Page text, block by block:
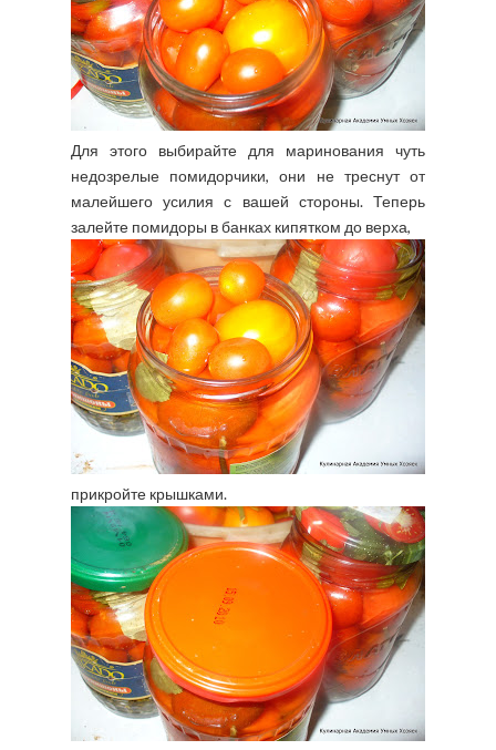
Для этого выбирайте для маринования чуть
недозрелые помидорчики, они не треснут от
малейшего усилия с вашей стороны. Теперь
залейте помидоры в банках кипятком до верха,
прикройте крышками.